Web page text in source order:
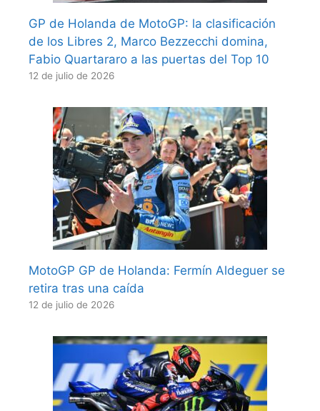
GP de Holanda de MotoGP: la clasificación
de los Libres 2, Marco Bezzecchi domina,
Fabio Quartararo a las puertas del Top 10
12 de julio de 2026
MotoGP GP de Holanda: Fermín Aldeguer se
retira tras una caída
12 de julio de 2026